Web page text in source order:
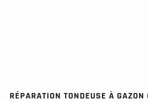
RÉPARATION TONDEUSE À GAZON